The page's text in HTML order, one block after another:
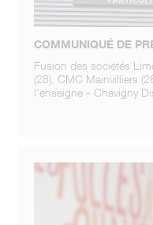
COMMUNIQUÉ DE
Fusion des sociétés
(28), CMC Mainvilliers
l’enseigne « Chavigny